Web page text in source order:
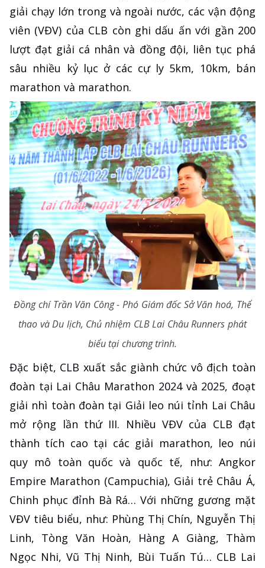
giải chạy lớn trong và ngoài nước, các vận động
viên (VĐV) của CLB còn ghi dấu ấn với gần 200
lượt đạt giải cá nhân và đồng đội, liên tục phá
sâu nhiều kỷ lục ở các cự ly 5km, 10km, bán
marathon và marathon.
Đồng chí Trần Văn Công - Phó Giám đốc Sở Văn hoá, Thể
thao và Du lịch, Chủ nhiệm CLB Lai Châu Runners phát
biểu tại chương trình.
Đặc biệt, CLB xuất sắc giành chức vô địch toàn
đoàn tại Lai Châu Marathon 2024 và 2025, đoạt
giải nhì toàn đoàn tại Giải leo núi tỉnh Lai Châu
mở rộng lần thứ III. Nhiều VĐV của CLB đạt
thành tích cao tại các giải marathon, leo núi
quy mô toàn quốc và quốc tế, như: Angkor
Empire Marathon (Campuchia), Giải trẻ Châu Á,
Chinh phục đỉnh Bà Rá… Với những gương mặt
VĐV tiêu biểu, như: Phùng Thị Chín, Nguyễn Thị
Linh, Tòng Văn Hoàn, Hàng A Giàng, Thàm
Ngọc Nhi, Vũ Thị Ninh, Bùi Tuấn Tú… CLB Lai